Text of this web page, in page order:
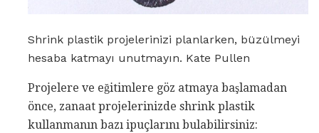
Shrink plastik projelerinizi planlarken, büzülmeyi
hesaba katmayı unutmayın. Kate Pullen
Projelere ve eğitimlere göz atmaya başlamadan
önce, zanaat projelerinizde shrink plastik
kullanmanın bazı ipuçlarını bulabilirsiniz: